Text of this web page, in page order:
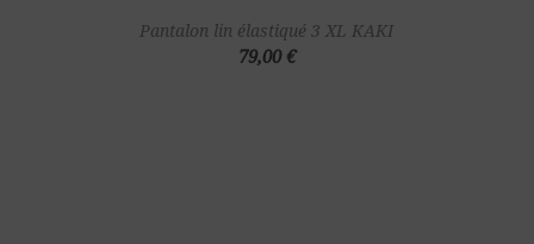
Pantalon lin élastiqué 3 XL KAKI
79,00 €